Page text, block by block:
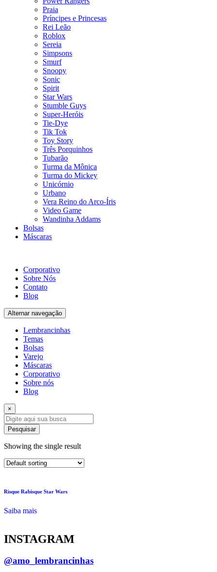
Praia
Príncipes e Princesas
Rei Leão
Roblox
Sereia
Simpsons
Smurf
Snoopy
Sonic
Spirit
Star Wars
Stumble Guys
Super-Heróis
Tie-Dye
Tik Tok
Toy Story
Três Porquinhos
Tubarão
Turma da Mônica
Turma do Mickey
Unicórnio
Urbano
Vera Reino do Arco-Íris
Video Game
Wandinha Addams
Bolsas
Máscaras
Corporativo
Sobre Nós
Contato
Blog
Alternar navegação
Lembrancinhas
Temas
Bolsas
Varejo
Máscaras
Corporativo
Sobre nós
Blog
×
Pesquisar
Showing the single result
Risque Rabisque Star Wars
Saiba mais
INSTAGRAM
@amo_lembrancinhas